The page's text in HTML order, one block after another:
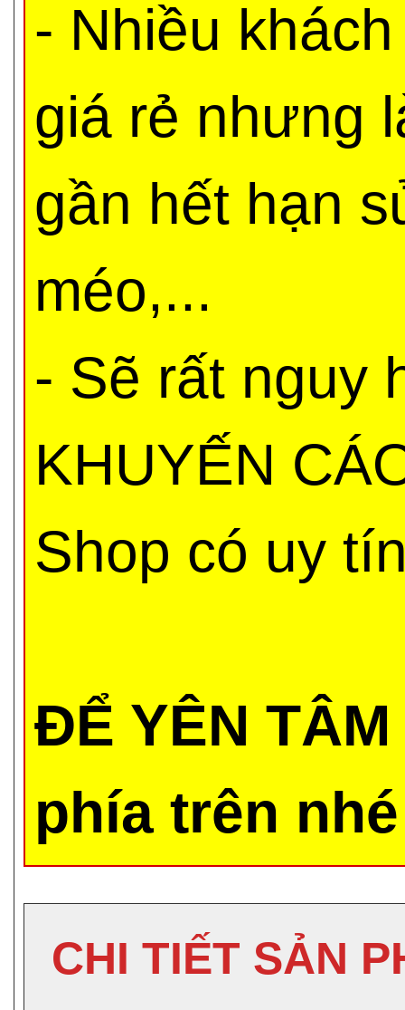
- Nhiều
giá rẻ nhưng
gần hết hạn
méo,...
- Sẽ rất nguy
KHUYẾN
Shop có uy
ĐỂ YÊN
phía trên
CHI TIẾT SẢN